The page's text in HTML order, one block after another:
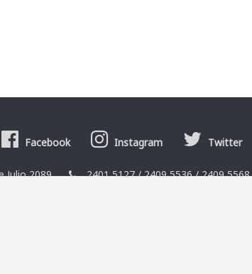
Facebook Instagram Twitter
Julio 2089 2401 5127/2409 5536/2409 5568